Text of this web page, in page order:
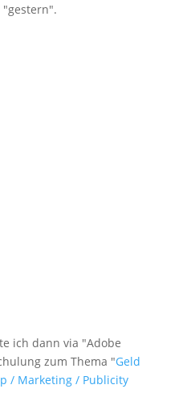
"gestern".
ich dann via "Adobe
zum Thema "Geld
/ Marketing / Publicity